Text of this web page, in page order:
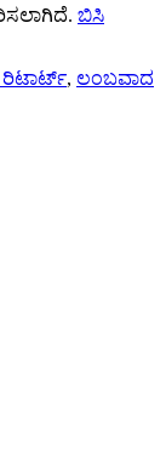
ಬಿಸಿ
, ಲಂಬವಾದ